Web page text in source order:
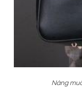
Nàng